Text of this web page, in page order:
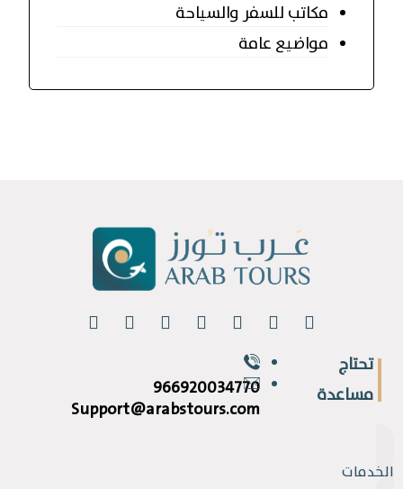
مكاتب للسفر والسياحة
مواضيع عامة
تحتاج
مساعدة
966920034770
Support@arabstours.com
الخدمات